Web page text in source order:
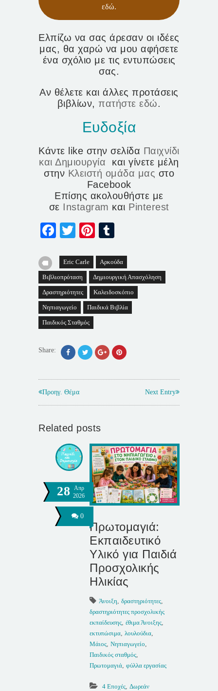
εδώ.
Ελπίζω να σας άρεσαν οι ιδέες
μας, θα χαρώ να μου αφήσετε
ένα σχόλιο με τις εντυπώσεις
σας.
Αν θέλετε και άλλες προτάσεις
βιβλίων,πατήστε εδώ.
Ευδοξία
Κάντε like στην σελίδα Παιχνίδι
και Δημιουργία και γίνετε μέλη
στην Κλειστή ομάδα μας στο
Facebook
Επίσης ακολουθήστε με
σε Instagram και Pinterest
Facebook
TwitterPinterest
Eric Carle Αρκούδα
Βιβλιοπρόταση Δημιουργική Απασχόληση
Δραστηριότητες Καλειδοσκόπιο
Νηπιαγωγείο Παιδικά Βιβλία
Παιδικός Σταθμός
Share:
Προηγ. Θέμα Next Entry
Related posts
28 Απρ
2026
0
Πρωτομαγιά:
Εκπαιδευτικό
Υλικό για Παιδιά
Προσχολικής
Ηλικίας
Άνοιξη, δραστηριότητες,
δραστηριότητες προσχολικής
εκπαίδευσης, έθιμα Άνοιξης,
εκτυπώσιμα, λουλούδια,
Μάιος, Νηπιαγωγείο,
Παιδικός σταθμός,
Πρωτομαγιά, φύλλα εργασίας
4 Εποχές, Δωρεάν